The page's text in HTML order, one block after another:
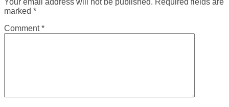
marked *
Comment*